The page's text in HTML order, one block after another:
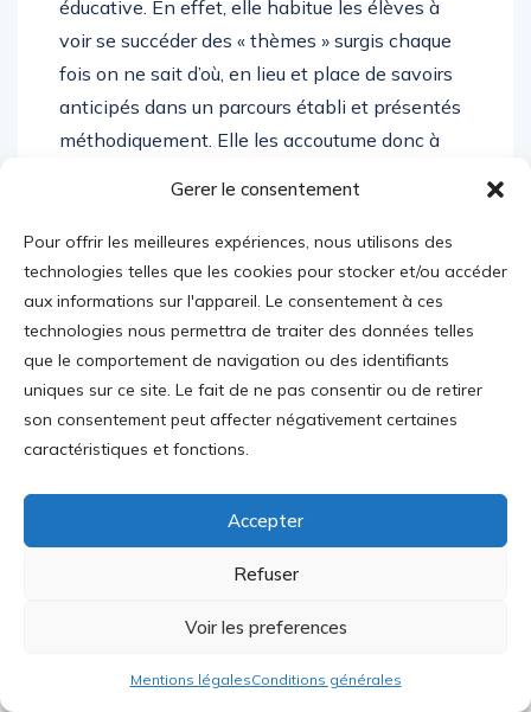
Gerer le consentement
Pour offrir les meilleures expériences, nous utilisons des
technologies telles que les cookies pour stocker et/ou accéder
aux informations sur l'appareil. Le consentement à ces
technologies nous permettra de traiter des données telles
que le comportement de navigation ou des identifiants
uniques sur ce site. Le fait de ne pas consentir ou de retirer
son consentement peut affecter négativement certaines
caractéristiques et fonctions.
Accepter
Refuser
Voir les preferences
Mentions légalesConditions générales
éducative. En effet, elle habitue les élèves à
voir se succéder des « thèmes » surgis chaque
fois on ne sait d’où, en lieu et place de savoirs
anticipés dans un parcours établi et présentés
méthodiquement. Elle les accoutume donc à
suite, le fait de ne comprendre les choses qu’à
moitié soit la norme. Le message envoyé par
l’institution à l’élève est qu’en suivant une
séquence il a véritablement traité un sujet, alors
qu’en réalité il n’a fait que le survoler.
L’institution valide ainsi au fil des ans une sorte
de connaissance journalistique
« Journalistique ». Le mot n’est pas péjoratif en
lui-même, puisque le journalisme n’est
nullement superficiel par construction. Il est
dans l’ordre des choses que les médias donnent
liées entre elles, puisque c’est ainsi que